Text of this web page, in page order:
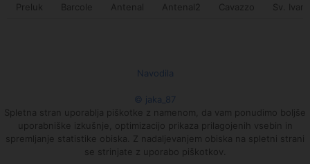
Preluk Barcole Antenal Antenal2 Cavazzo Sv. Ivan
Navodila
© jaka_87
Spletna stran uporablja piškotke z namenom, da vam ponudimo boljše
uporabniške izkušnje, optimizacijo prikaza prilagojenih vsebin in
spremljanje statistike obiska. Z nadaljevanjem obiska na spletni strani
se strinjate z uporabo piškotkov.